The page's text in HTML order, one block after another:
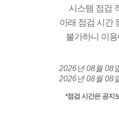
시스템 점검
아래 점검 시간
불가하니 이
2026년 08월 08
2026년 08월 08
*점검 시간은 공지